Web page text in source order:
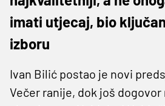
imati utjecaj, bio
izboru
Ivan Bilić postao je novi
Večer ranije, dok još